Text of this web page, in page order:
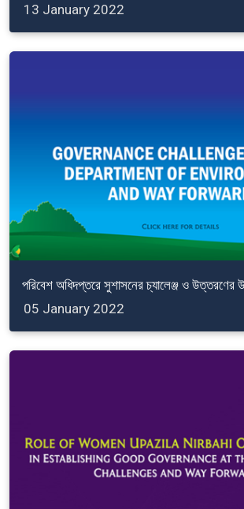
13 January 2022
পরিবেশ অধিদপ্তরে সুশাসনের চ্যালেঞ্জ ও উত্তরণের
05 January 2022